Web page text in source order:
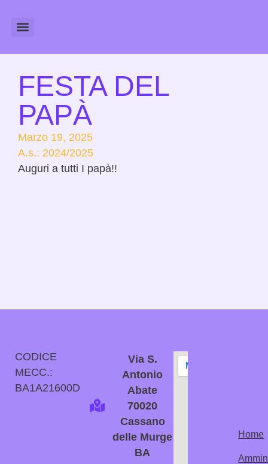
FESTA DEL
PAPÀ
Marzo 19, 2025
A.s.: 2024/2025
Auguri a tutti I papà!!
CODICE
MECC.:
BA1A21600D
Via S.
Antonio
Abate
70020
Cassano
delle Murge
BA
Home